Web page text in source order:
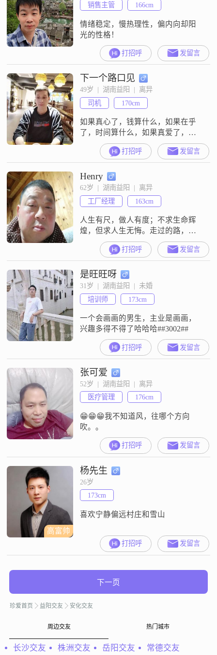
销售主管
166cm
情绪稳定，慢热理性，偏内向却阳
光的性格！
打招呼 发留言
下一个路口见
49岁  |  湖南益阳  |  离异
司机
170cm
如果真心了，钱算什么，如果在乎
了，时间算什么，如果真爱了，年
龄不是问题，年龄也只是个数字，
如果是一分钟的事，我也要好好的
珍惜，只要彼此珍惜才会有一辈
子，如果你愿意给我一个机会，我
会好好的珍惜你一辈子，永远不会
放手
打招呼 发留言
Henry
62岁  |  湖南益阳  |  离异
工厂经理
163cm
人生有尺，做人有度；不求生命辉
煌，但求人生无悔。走过的路，才
知道有短有长；经过的事，才知道
有喜有伤；品过的人，才知道有好
有坏。很多东西都可以舍弃，但不
可以舍弃内心的真诚；很多东西都
可以输掉，但不可以输掉自己的善
良！不管世界怎么变，社会怎么
乱，真诚永远可贵，善良永不过
期。
打招呼 发留言
是旺旺呀
31岁  |  湖南益阳  |  未婚
培训师
173cm
一个会画画的男生，主业是画画，
兴趣多得不得了哈哈哈##3002##
打招呼 发留言
张可爱
52岁  |  湖南益阳  |  离异
医疗管理
176cm
😁😁😁我不知道风，往哪个方向
吹。。
打招呼 发留言
高富帅
杨先生
26岁
173cm
喜欢宁静偏远村庄和雪山
打招呼 发留言
下一页
珍爱首页 益阳交友 安化交友
周边交友 热门城市
长沙交友 株洲交友 岳阳交友 常德交友